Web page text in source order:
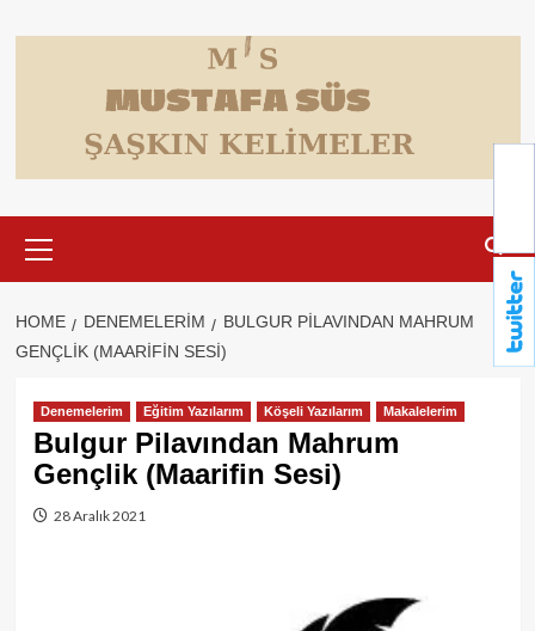
to
Menu
HOME DENEMELERIM
BULGUR PILAVINDAN MAHRUM
GENÇLIK (MAARIFIN SESI)
Denemelerim Eğitim Yazılarım Köşeli Yazılarım Makalelerim
Bulgur Pilavından Mahrum
Gençlik (Maarifin Sesi)
28 Aralık 2021